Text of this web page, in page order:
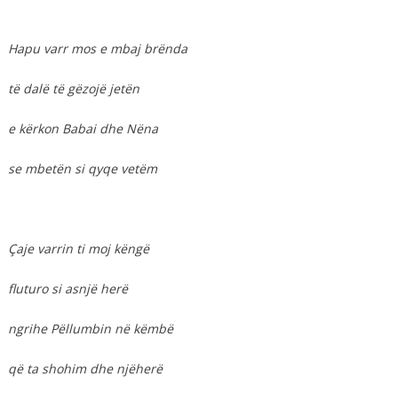
Hapu varr mos e mbaj brënda
të dalë të gëzojë jetën
e kërkon Babai dhe Nëna
se mbetën si qyqe vetëm
Çaje varrin ti moj këngë
fluturo si asnjë herë
ngrihe Pëllumbin në këmbë
që ta shohim dhe njëherë